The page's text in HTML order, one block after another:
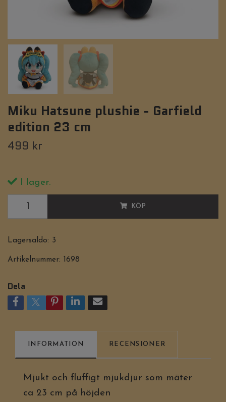
Miku Hatsune plushie - Garfield
edition 23 cm
499 kr
I lager.
KÖP
Lagersaldo: 3
Artikelnummer: 1698
Dela
INFORMATION RECENSIONER
Mjukt och fluffigt mjukdjur som mäter
ca 23 cm på höjden